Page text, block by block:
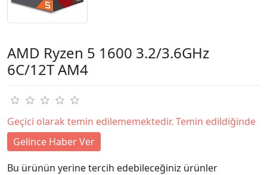
AMD Ryzen 5 1600 3.2/3.6GHz
6C/12T AM4
Geçici olarak temin edilememektedir. Temin edildiğinde
Gelince Haber Ver
Bu ürünün yerine tercih edebileceğiniz ürünler